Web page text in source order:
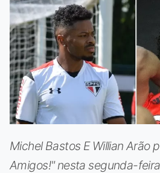
Michel Bastos E Willian Arão
Amigos!" nesta segunda-